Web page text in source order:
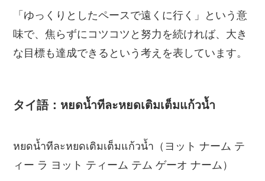
「ゆっくりとしたペースで遠くに行く」という意
味で、焦らずにコツコツと努力を続ければ、大き
な目標も達成できるという考えを表しています。
タイ語：หยดน้ำทีละหยดเติมเต็มแก้วน้ำ
หยดน้ำทีละหยดเติมเต็มแก้วน้ำ（ヨット ナーム テ
ィー ラ ヨット ティーム テム ゲーオ ナーム）